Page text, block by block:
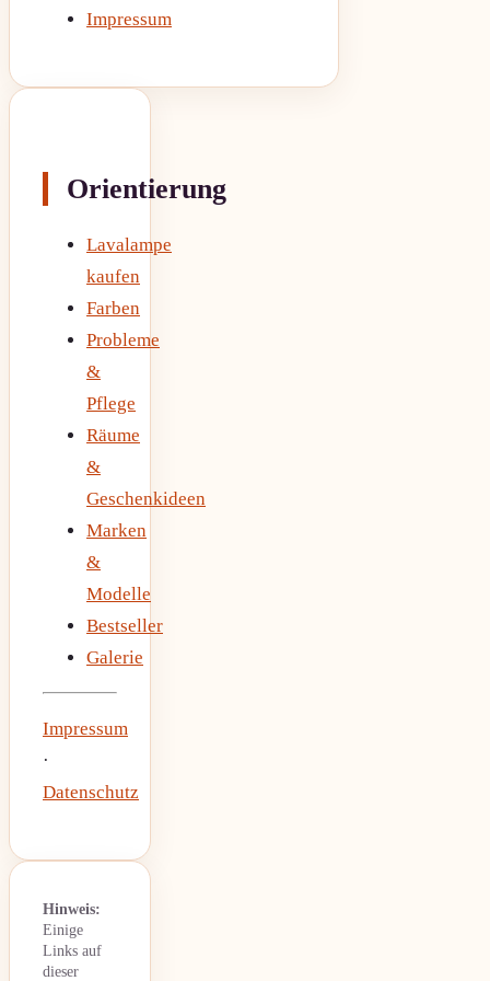
Impressum
Orientierung
Lavalampe
kaufen
Farben
Probleme
&
Pflege
Räume
&
Geschenkideen
Marken
&
Modelle
Bestseller
Galerie
Impressum
·
Datenschutz
Hinweis:
Einige
Links auf
dieser